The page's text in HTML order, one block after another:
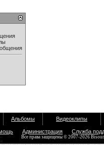
Альбомы Видеоклипы
Администрация Служба
Все права защищены © 2007-2026